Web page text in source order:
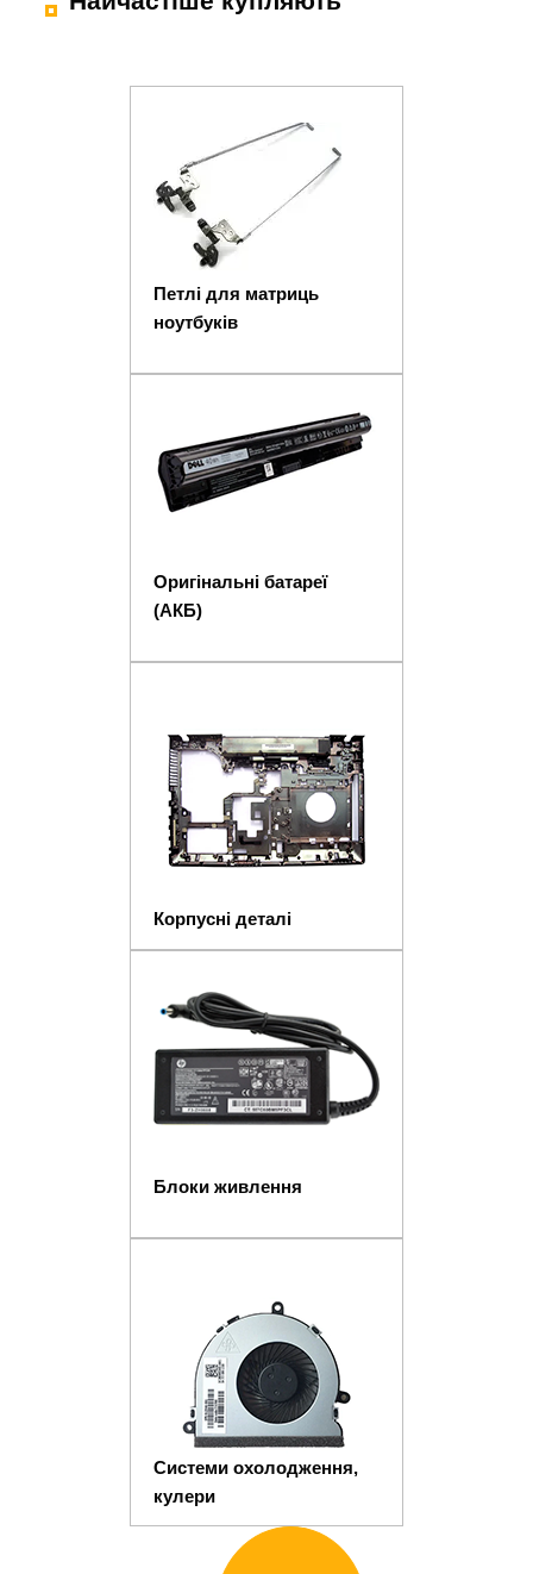
Петлі для матриць
ноутбуків
Оригінальні батареї
(АКБ)
Корпусні деталі
Блоки живлення
Системи охолодження,
кулери